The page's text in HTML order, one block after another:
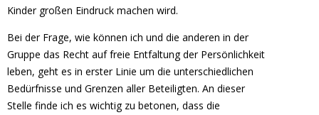
Kinder großen Eindruck machen wird.
Bei der Frage, wie können ich und die anderen in der
Gruppe das Recht auf freie Entfaltung der Persönlichkeit
leben, geht es in erster Linie um die unterschiedlichen
Bedürfnisse und Grenzen aller Beteiligten. An dieser
Stelle finde ich es wichtig zu betonen, dass die